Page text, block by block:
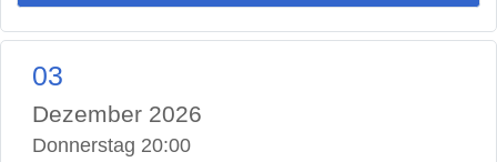
03
Dezember 2026
Donnerstag 20:00